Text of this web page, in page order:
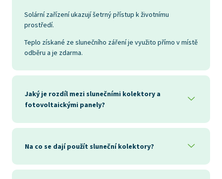
Solární zařízení ukazují šetrný přístup k životnímu
prostředí.
Teplo získané ze slunečního záření je využito přímo v místě
odběru a je zdarma.
Jaký je rozdíl mezi slunečními kolektory a
fotovoltaickými panely?
Na co se dají použít sluneční kolektory?